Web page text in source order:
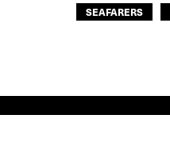
SEAFARERS